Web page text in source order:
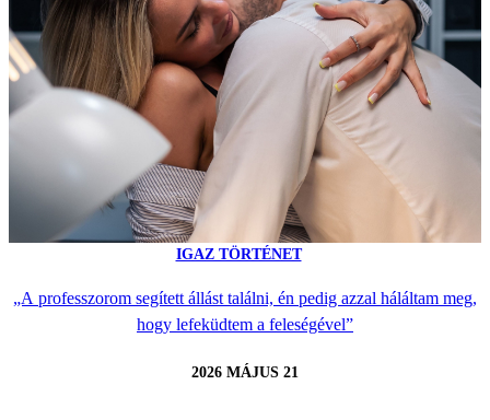
IGAZ TÖRTÉNET
„A professzorom segített állást találni, én pedig azzal háláltam meg,
hogy lefeküdtem a feleségével”
2026 MÁJUS 21